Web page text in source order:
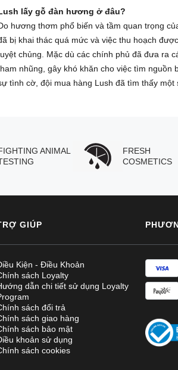
lấy gỗ đàn hương ở đâu?
hương thơm phổ biến và tầm quan trọng
bị khai thác quá mức và việc thu hoạch
chủng. Mặc dù các chính phủ đã đưa ra
nhũng, gây khó khăn cho việc tìm
tình cờ, đội mua hàng Lush đã tìm thấy một
ANIMAL
FRESH
COSMETICS
GIÚP
Kiện - Điều Khoản
sách Loyalty
dẫn chi tiết sử dụng Loyalty
sách đổi trả
sách giao hàng
sách bảo mật
khoản sử dụng
sách cookies